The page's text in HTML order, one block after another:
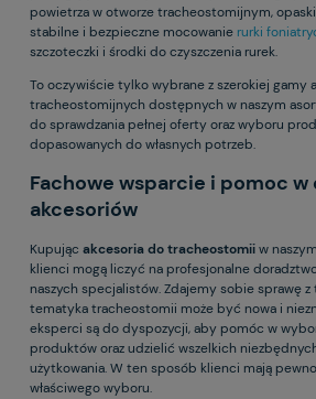
powietrza w otworze tracheostomijnym,
stabilne i bezpieczne mocowanie rurki
szczoteczki i środki do czyszczenia rurek.
To oczywiście tylko wybrane z szerokiej gamy
tracheostomijnych dostępnych w naszym
do sprawdzania pełnej oferty oraz wyboru
dopasowanych do własnych potrzeb.
Fachowe wsparcie i pomoc w
akcesoriów
Kupując akcesoria do tracheostomiiw
klienci mogą liczyć na profesjonalne
naszych specjalistów. Zdajemy sobie sprawę
tematyka tracheostomii może być nowa i
eksperci są do dyspozycji, aby pomóc w
produktów oraz udzielić wszelkich
użytkowania. W ten sposób klienci mają
właściwego wyboru.